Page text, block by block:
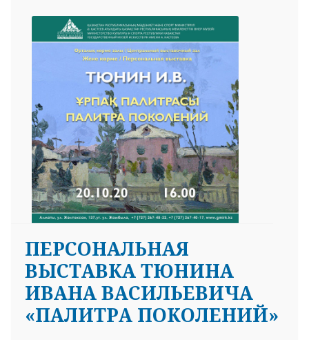
ПЕРСОНАЛЬНАЯ
ВЫСТАВКА ТЮНИНА
ИВАНА ВАСИЛЬЕВИЧА
«ПАЛИТРА ПОКОЛЕНИЙ»